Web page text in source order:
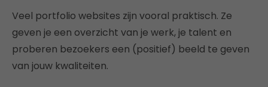
Veel portfolio websites zijn vooral praktisch. Ze
geven je een overzicht van je werk, je talent en
proberen bezoekers een (positief) beeld te geven
van jouw kwaliteiten.